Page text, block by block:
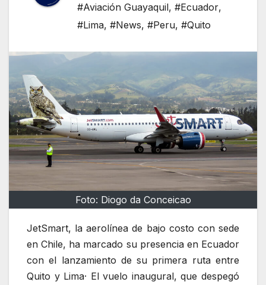
#Aviación Guayaquil, #Ecuador,
#Lima, #News, #Peru, #Quito
Foto: Diogo da Conceicao
JetSmart, la aerolínea de bajo costo con sede
en Chile, ha marcado su presencia en Ecuador
con el lanzamiento de su primera ruta entre
Quito y Lima· El vuelo inaugural, que despegó